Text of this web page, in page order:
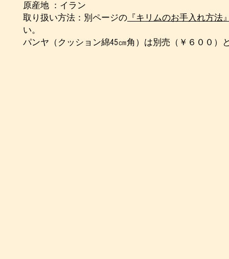
原産地 ：イラン
取り扱い方法：別ページの 『キリムのお手入れ方法
い。
パンヤ（クッション綿45㎝角）は別売（￥６００）